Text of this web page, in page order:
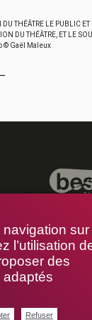
sur
l’utilisation
des
Refuser
THÉÂTRE LE PUBLIC
DU THÉÂTRE, ET LE
© Gaël Maleux